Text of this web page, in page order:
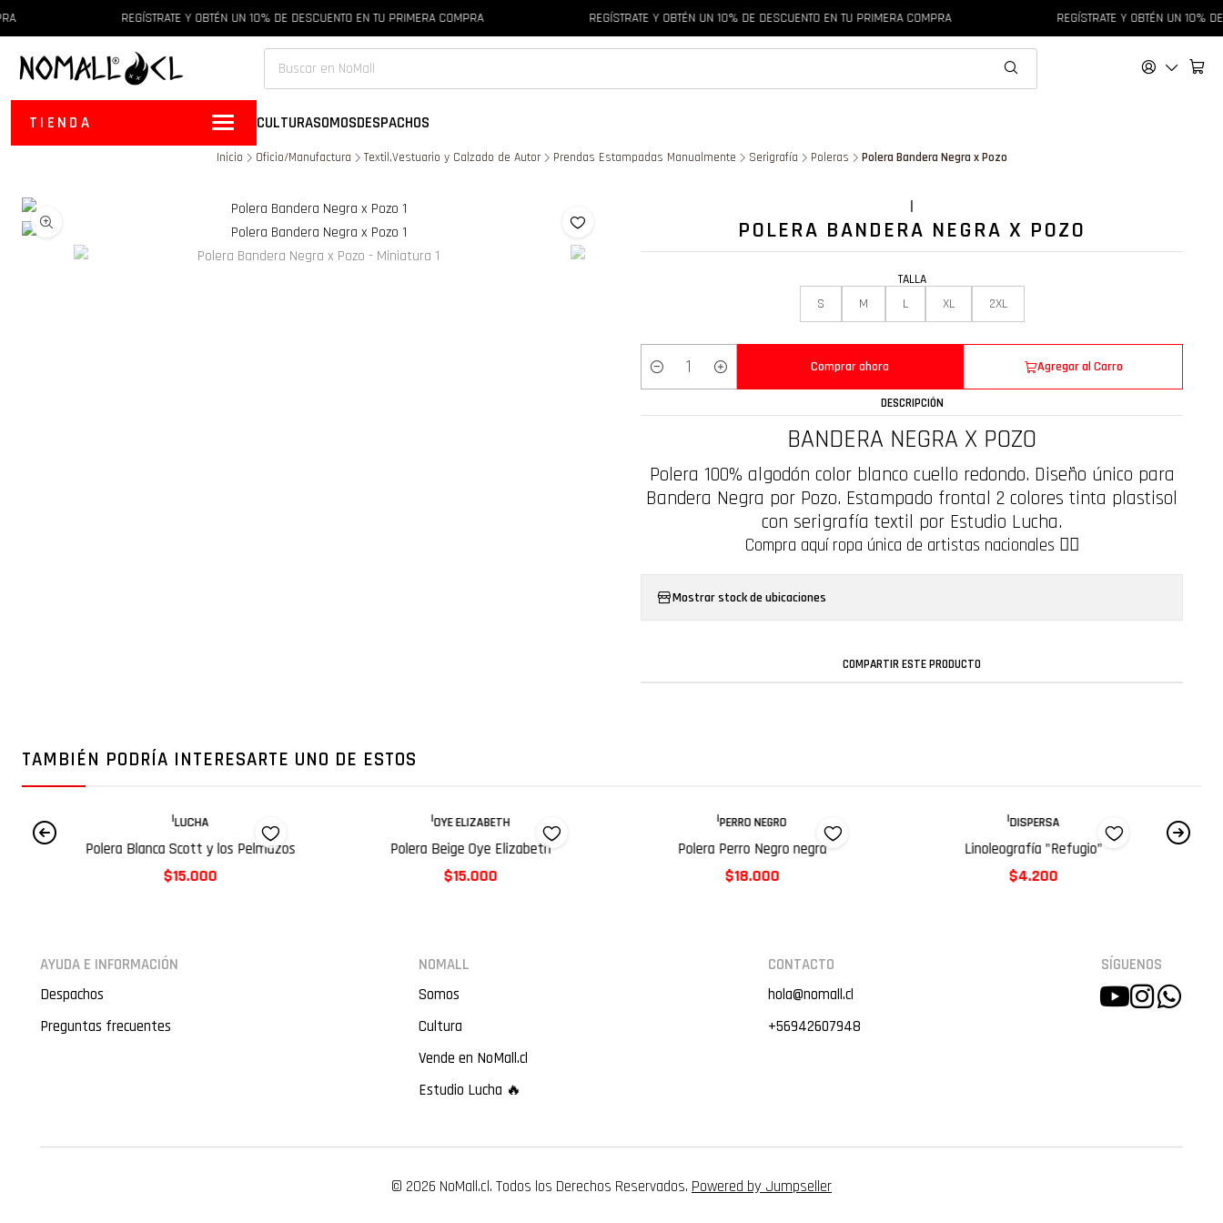
REGÍSTRATE Y OBTÉN UN 10% DE DESCUENTO EN TU PRIMERA COMPRA REGÍSTRATE Y OBTÉN UN 10% DE DESCUENTO EN TU PRIMERA COMPRA REGÍSTRATE Y OBTÉN UN 10%
TIENDA CULTURASOMOSDESPACHOS
Inicio Oficio/Manufactura Textil,Vestuario y Calzado de Autor Prendas Estampadas Manualmente Serigrafía Poleras Polera Bandera Negra x Pozo
|
POLERA BANDERA NEGRA X POZO
TALLA
S
M L XL 2XL
Cantidad
Agregar al Carro
Comprar ahora
DESCRIPCIÓN
BANDERA NEGRA X POZO
Polera 100% algodón color blanco cuello redondo. Diseño único para
Bandera Negra por Pozo. Estampado frontal 2 colores tinta plastisol
con serigrafía textil por Estudio Lucha.
Compra aquí ropa única de artistas nacionales ❤️‍🔥
Mostrar stock de ubicaciones
COMPARTIR ESTE PRODUCTO
TAMBIÉN PODRÍA INTERESARTE UNO DE ESTOS
|LUCHA
Polera Blanca Scott y los Pelmazos
$15.000
Agotado
|OYE ELIZABETH
Polera Beige Oye Elizabeth
$15.000
|PERRO NEGRO
Polera Perro Negro negra
$18.000
|DISPERSA
Linoleografía "Refugio"
$4.200
AYUDA E INFORMACIÓN
Despachos
Preguntas frecuentes
NOMALL
Somos
Cultura
Vende en NoMall.cl
Estudio Lucha 🔥
CONTACTO
hola@nomall.cl
+56942607948
SÍGUENOS
© 2026 NoMall.cl. Todos los Derechos Reservados. Powered by Jumpseller